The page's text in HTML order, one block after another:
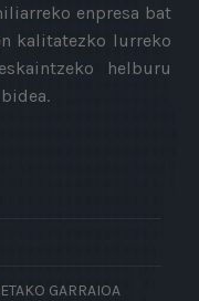
enpresa bat
kalitatezko lurreko
helburu
GARRAIOA